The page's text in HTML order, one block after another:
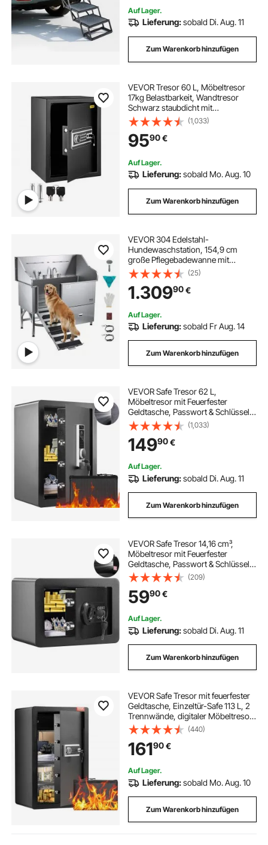
Auf Lager.
Lieferung:sobald Di. Aug. 11
Zum Warenkorb hinzufügen
VEVOR Tresor 60 L, Möbeltresor
17kg Belastbarkeit, Wandtresor
Schwarz staubdicht mit
Fingerabdruck Code Digital-
Tastenfeld Schlüssel 4
Schlosssystemen Sicherheitstresor
Wohnung Hotel Büro
(1,033)
9590€
Auf Lager.
Lieferung:sobald Mo. Aug. 10
Zum Warenkorb hinzufügen
VEVOR 304 Edelstahl-
Hundewaschstation, 154,9 cm
große Pflegebadewanne mit
rutschfester, flacher Rampe,
Schublade, Warm- und
Kaltwasserhahn, All-in-One-
Badewanne für Pflegesalons, für
alle Größen geeignet (linke Tür)
(25)
1.30990€
Auf Lager.
Lieferung:sobald Fr Aug. 14
Zum Warenkorb hinzufügen
VEVOR Safe Tresor 62 L,
Möbeltresor mit Feuerfester
Geldtasche, Passwort & Schlüssel &
Fingerabdruck Herausnehmbares
Regal, Innenschrank, Wandtresor
für Bargeld, Schmuck, Dokumente,
Wertsache
(1,033)
14990€
Auf Lager.
Lieferung:sobald Di. Aug. 11
Zum Warenkorb hinzufügen
VEVOR Safe Tresor 14,16 cm³,
Möbeltresor mit Feuerfester
Geldtasche, Passwort & Schlüssel
Digitaler Heimtresor
Herausnehmbares Regal,
Innenschrank, Wandtresor für
Bargeld, Schmuck, Dokumente usw.
(209)
5990€
Auf Lager.
Lieferung:sobald Di. Aug. 11
Zum Warenkorb hinzufügen
VEVOR Safe Tresor mit feuerfester
Geldtasche, Einzeltür-Safe 113 L, 2
Trennwände, digitaler Möbeltresor
mit Schlüssel und Code,
Wertsachenbox für Geld und
Schmuck, Geldtresor Schwarz
(440)
16190€
Auf Lager.
Lieferung:sobald Mo. Aug. 10
Zum Warenkorb hinzufügen